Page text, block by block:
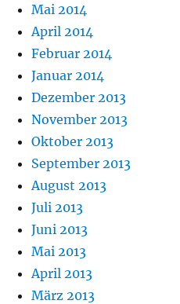
Mai 2014
April 2014
Februar 2014
Januar 2014
Dezember 2013
November 2013
Oktober 2013
September 2013
August 2013
Juli 2013
Juni 2013
Mai 2013
April 2013
März 2013